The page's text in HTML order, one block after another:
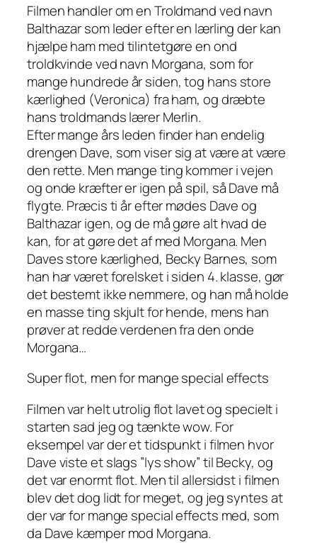
Filmen handler om en Troldmand ved navn
Balthazar som leder efter en lærling der kan
hjælpe ham med tilintetgøre en ond
troldkvinde ved navn Morgana, som for
mange hundrede år siden, tog hans store
kærlighed (Veronica) fra ham, og dræbte
hans troldmands lærer Merlin.
Efter mange års leden finder han endelig
drengen Dave, som viser sig at være at være
den rette. Men mange ting kommer i vejen
og onde kræfter er igen på spil, så Dave må
flygte. Præcis ti år efter mødes Dave og
Balthazar igen, og de må gøre alt hvad de
kan, for at gøre det af med Morgana. Men
Daves store kærlighed, Becky Barnes, som
han har været forelsket i siden 4. klasse, gør
det bestemt ikke nemmere, og han må holde
en masse ting skjult for hende, mens han
prøver at redde verdenen fra den onde
Morgana…
Super flot, men for mange special effects
Filmen var helt utrolig flot lavet og specielt i
starten sad jeg og tænkte wow. For
eksempel var der et tidspunkt i filmen hvor
Dave viste et slags ”lys show” til Becky, og
det var enormt flot. Men til allersidst i filmen
blev det dog lidt for meget, og jeg syntes at
der var for mange special effects med, som
da Dave kæmper mod Morgana.